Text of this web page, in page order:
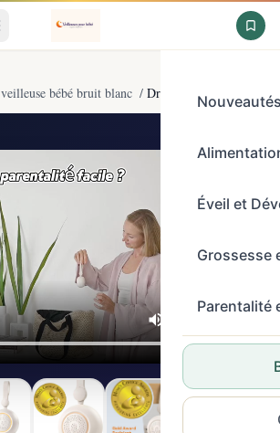
Éveil et
Grossesse
Parentalité
veilleuse bébé bruit blanc / Dreamegg Sleep Lite 1